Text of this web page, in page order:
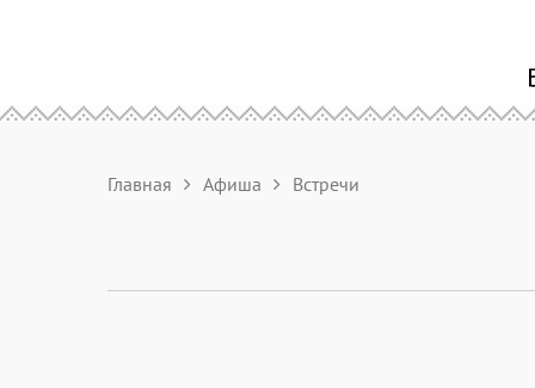
Главная Афиша Встречи